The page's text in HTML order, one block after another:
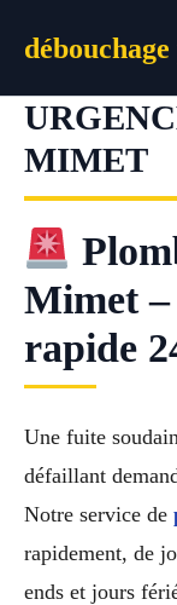
MIMET
Mimet
rapide
Une fuite
défaillant
Notre service de
rapidement, de
ends et jours